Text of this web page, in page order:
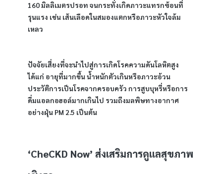
160 มิลลิเมตรปรอท จนกระทั่งเกิดภาวะแทรกซ้อนที่
รุนแรง เช่น เส้นเลือดในสมองแตกหรือภาวะหัวใจล้ม
เหลว
ปัจจัยเสี่ยงที่จะนำไปสู่การเกิดโรคความดันโลหิตสูง
ได้แก่ อายุที่มากขึ้น น้ำหนักตัวเกินหรือภาวะอ้วน
ประวัติการเป็นโรคจากครอบครัว การสูบบุหรี่หรือการ
ดื่มแอลกอฮอล์มากเกินไป รวมถึงมลพิษทางอากาศ
อย่างฝุ่น PM 2.5 เป็นต้น
‘CheCKD Now’ ส่งเสริมการดูแลสุขภาพ